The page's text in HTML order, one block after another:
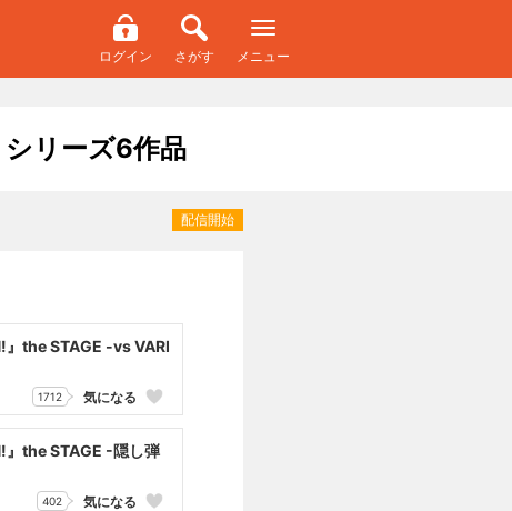
ログイン さがす メニュー
シリーズ6作品
配信開始
』the STAGE -vs VARI
1712 気になる
』the STAGE -隠し弾
402 気になる